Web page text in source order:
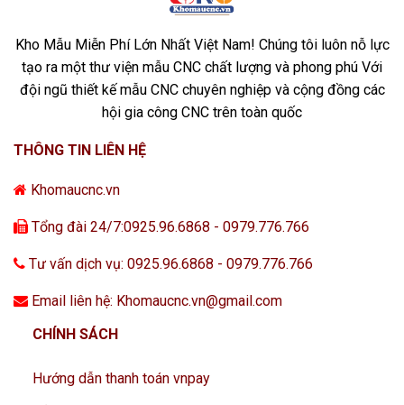
Kho Mẫu Miễn Phí Lớn Nhất Việt Nam! Chúng tôi luôn nỗ lực
tạo ra một thư viện mẫu CNC chất lượng và phong phú Với
đội ngũ thiết kế mẫu CNC chuyên nghiệp và cộng đồng các
hội gia công CNC trên toàn quốc
THÔNG TIN LIÊN HỆ
Khomaucnc.vn
Tổng đài 24/7:0925.96.6868 - 0979.776.766
Tư vấn dịch vụ: 0925.96.6868 - 0979.776.766
Email liên hệ: Khomaucnc.vn@gmail.com
CHÍNH SÁCH
Hướng dẫn thanh toán vnpay